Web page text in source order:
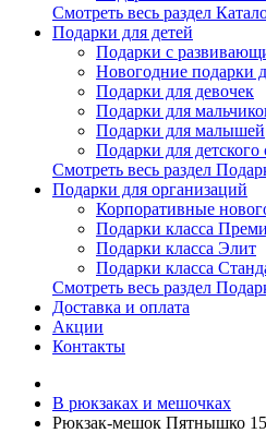
Смотреть весь раздел
Подарки для детей
Подарки с
Новогодние подарки
Подарки для девочек
Подарки для
Подарки для малышей
Подарки для детского
Смотреть весь раздел
Подарки для организаций
Корпоративные
Подарки класса
Подарки класса Элит
Подарки класса
Смотреть весь раздел
Доставка и оплата
Акции
Контакты
В рюкзаках и мешочках
Рюкзак-мешок Пятнышко